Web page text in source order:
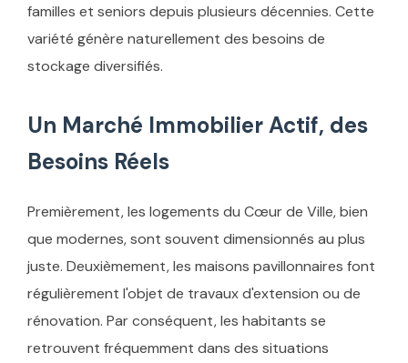
familles et seniors depuis plusieurs décennies. Cette
variété génère naturellement des besoins de
stockage diversifiés.
Un Marché Immobilier Actif, des
Besoins Réels
Premièrement, les logements du Cœur de Ville, bien
que modernes, sont souvent dimensionnés au plus
juste. Deuxièmement, les maisons pavillonnaires font
régulièrement l'objet de travaux d'extension ou de
rénovation. Par conséquent, les habitants se
retrouvent fréquemment dans des situations